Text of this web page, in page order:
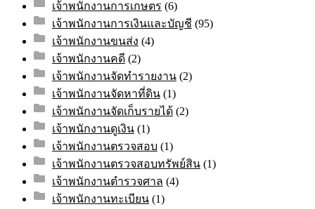
เจ้าพนักงานการเกษตร (6)
เจ้าพนักงานการเงินและบัญชี (95)
เจ้าพนักงานขนส่ง (4)
เจ้าพนักงานคดี (2)
เจ้าพนักงานจัดทำรายงาน (2)
เจ้าพนักงานจัดหาที่ดิน (1)
เจ้าพนักงานจัดเก็บรายได้ (2)
เจ้าพนักงานดูเงิน (1)
เจ้าพนักงานตรวจสอบ (1)
เจ้าพนักงานตรวจสอบทรัพย์สิน (1)
เจ้าพนักงานตำรวจศาล (4)
เจ้าพนักงานทะเบียน (1)